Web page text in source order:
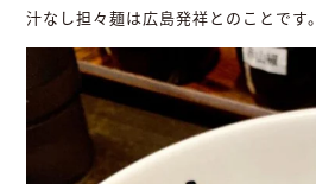
汁なし担々麺は広島発祥とのことです。